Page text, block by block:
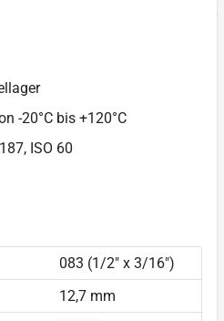
-20°C bis +120°C
ISO 60
083 (1/2" x 3/16")
12,7 mm